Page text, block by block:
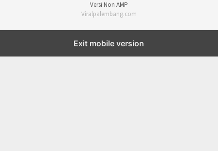
Versi Non AMP
Viralpalembang.com
Exit mobile version